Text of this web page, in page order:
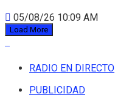
05/08/26 10:09 AM
Load More
RADIO EN DIRECTO
PUBLICIDAD